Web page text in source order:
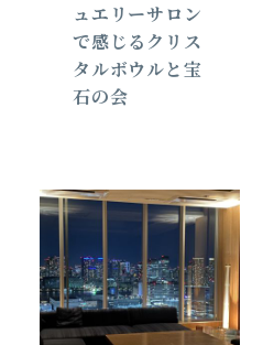
ュエリーサロン
で感じるクリス
タルボウルと宝
石の会